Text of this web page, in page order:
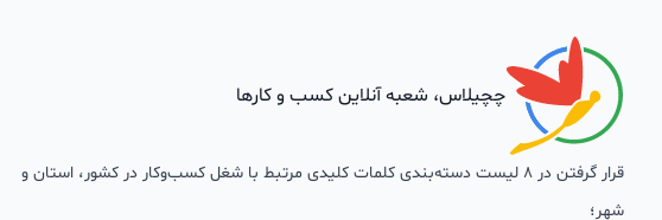
چچیلاس، شعبه آنلاین کسب و کارها
قرار گرفتن در 8 لیست دسته‌بندی کلمات کلیدی مرتبط با شغل کسب‌وکار در کشور، استان و
شهر؛